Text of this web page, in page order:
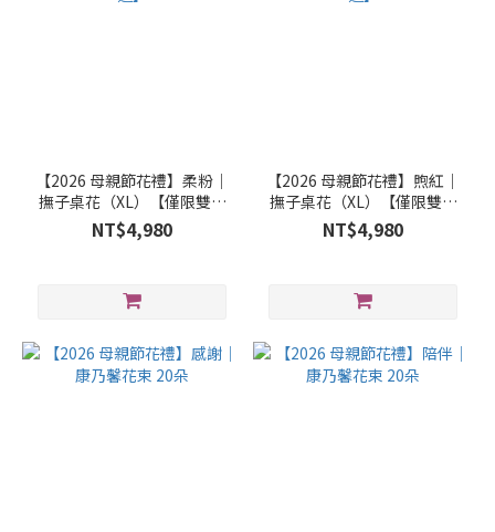
【2026 母親節花禮】柔粉｜
撫子桌花（XL）【僅限雙北
配送】
NT$4,980
【2026 母親節花禮】煦紅｜
撫子桌花（XL）【僅限雙北
配送】
NT$4,980